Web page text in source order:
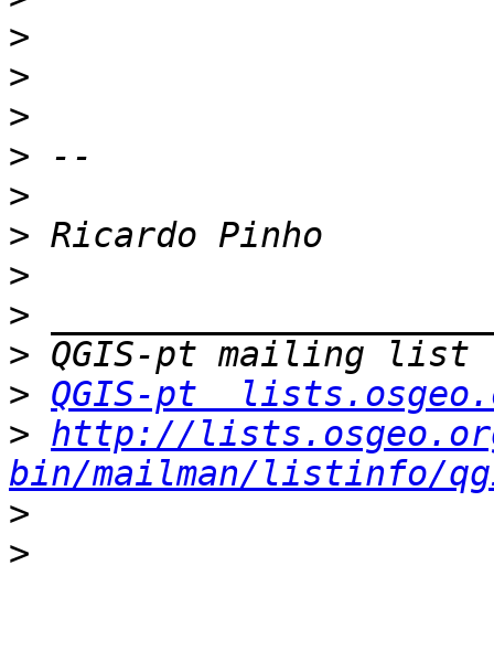
>
>
>
>
>
>
>
>
>
> QGIS-pt
> http://
bin/mailman/listinfo/
>
>